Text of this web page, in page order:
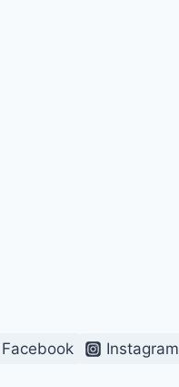
Facebook Instagram